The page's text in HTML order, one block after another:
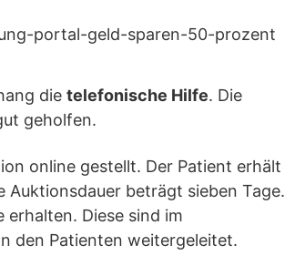
die telefonische Hilfe. Die
geholfen.
online gestellt. Der Patient erhält
beträgt sieben Tage.
erhalten. Diese sind im
den Patienten weitergeleitet.